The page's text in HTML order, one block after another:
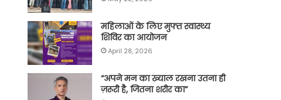
महिलाओं के लिए मुफ्त स्वास्थ्य
शिविर का आयोजन
April 28, 2026
“अपने मन का ख्याल रखना उतना ही
ज़रूरी है, जितना शरीर का”